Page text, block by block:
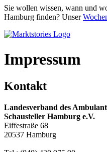
Sie wollen wissen, wann und
Hamburg finden? Unser
Impressum
Kontakt
Landesverband des
Schausteller Hamburg e.V.
Eiffestraße 68
20537 Hamburg